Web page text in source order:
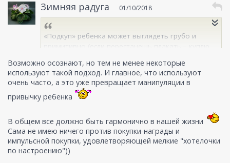
Зимняя радуга 01/10/2018
«Подкуп» ребенка может выглядеть грубо и
нет родителя, который не осознавал бы, что
такой образ действий превращает ребенка в
манипулятора, хотя, пожалуй, нет мамы и папы,
кто хоть раз не прибегал бы к этому приему.
Возможно осознают, но тем не менее некоторые
используют такой подход. И главное, что используют
очень часто, а это уже превращает манипуляции в
привычку ребенка
В общем все должно быть гармонично в нашей жизни
Сама не имею ничего против покупки-награды и
импульсной покупки, удовлетворяющей мелкие "хотелочки
по настроению"))